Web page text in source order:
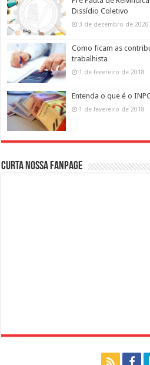
Dissídio Coletivo
3 de dezembro de 2020
Como ficam as
trabalhista
1 de fevereiro de 2018
Entenda o que é o
1 de fevereiro de 2018
Curta nossa fanpage